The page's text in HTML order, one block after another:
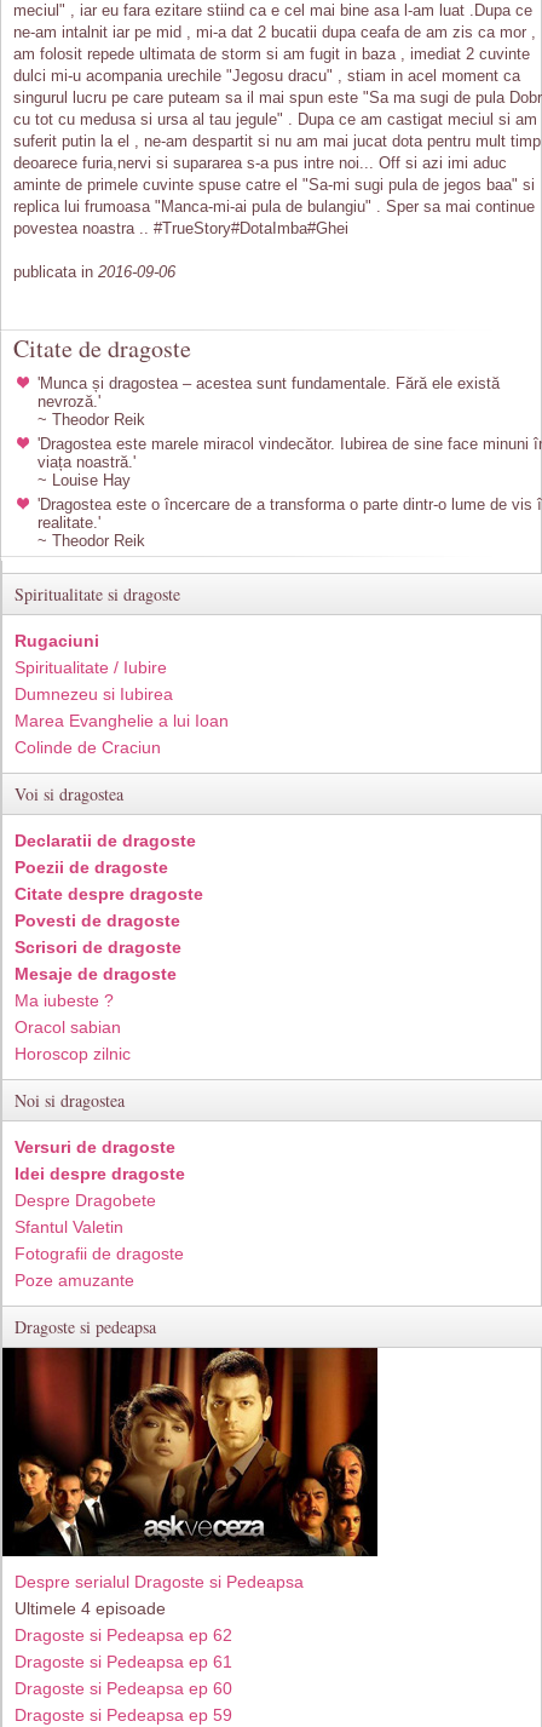
meciul" , iar eu fara ezitare stiind ca e cel mai bine asa l-am luat .Dupa ce
ne-am intalnit iar pe mid , mi-a dat 2 bucatii dupa ceafa de am zis ca mor ,
am folosit repede ultimata de storm si am fugit in baza , imediat 2 cuvinte
dulci mi-u acompania urechile "Jegosu dracu" , stiam in acel moment ca
singurul lucru pe care puteam sa il mai spun este "Sa ma sugi de pula
cu tot cu medusa si ursa al tau jegule" . Dupa ce am castigat meciul si am
suferit putin la el , ne-am despartit si nu am mai jucat dota pentru mult
deoarece furia,nervi si supararea s-a pus intre noi... Off si azi imi aduc
aminte de primele cuvinte spuse catre el "Sa-mi sugi pula de jegos baa" si
replica lui frumoasa "Manca-mi-ai pula de bulangiu" . Sper sa mai continue
povestea noastra .. #TrueStory#DotaImba#Ghei
publicata in 2016-09-06
Citate de dragoste
'Munca și dragostea – acestea sunt fundamentale. Fără ele există
nevroză.'
~ Theodor Reik
'Dragostea este marele miracol vindecător. Iubirea de sine face minuni
viața noastră.'
~ Louise Hay
'Dragostea este o încercare de a transforma o parte dintr-o lume de vis
realitate.'
~ Theodor Reik
Spiritualitate si dragoste
Rugaciuni
Spiritualitate / Iubire
Dumnezeu si Iubirea
Marea Evanghelie a lui Ioan
Colinde de Craciun
Voi si dragostea
Declaratii de dragoste
Poezii de dragoste
Citate despre dragoste
Povesti de dragoste
Scrisori de dragoste
Mesaje de dragoste
Ma iubeste ?
Oracol sabian
Horoscop zilnic
Noi si dragostea
Versuri de dragoste
Idei despre dragoste
Despre Dragobete
Sfantul Valetin
Fotografii de dragoste
Poze amuzante
Dragoste si pedeapsa
Despre serialul Dragoste si Pedeapsa
Ultimele 4 episoade
Dragoste si Pedeapsa ep 62
Dragoste si Pedeapsa ep 61
Dragoste si Pedeapsa ep 60
Dragoste si Pedeapsa ep 59